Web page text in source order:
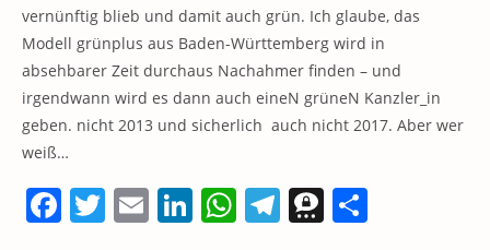
vernünftig blieb und damit auch grün. Ich glaube, das
Modell grünplus aus Baden-Württemberg wird in
absehbarer Zeit durchaus Nachahmer finden – und
irgendwann wird es dann auch eineN grüneN Kanzler_in
geben. nicht 2013 und sicherlich auch nicht 2017. Aber wer
weiß…
F T E Li W T T